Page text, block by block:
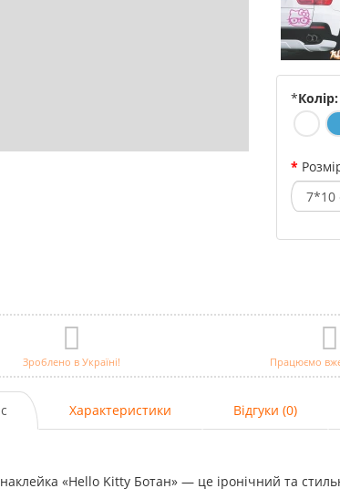
*Колір:
Зроблено в Україні! Працюємо
Характеристики Відгуки (0)
наклейка «Hello Kitty Ботан» — це іронічний та